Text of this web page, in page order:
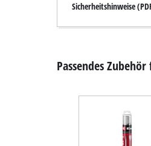
Sicherheitshinweise
Passendes Zubehör